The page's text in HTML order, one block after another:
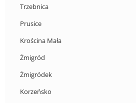
Trzebnica
Prusice
Krościna Mała
Żmigród
Żmigródek
Korzeńsko